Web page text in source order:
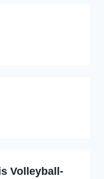
Volleyball-